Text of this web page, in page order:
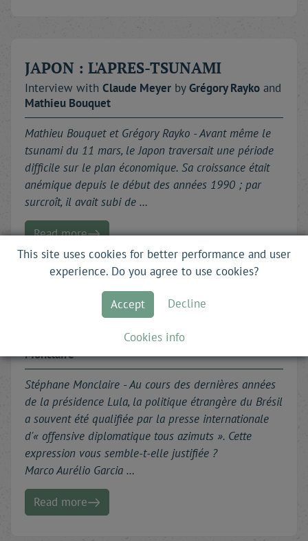
JAPON : L'APRES-TSUNAMI
Interview with Claude Meyer byGrégoryRayko and
Mathieu Bouquet
Mathieu Bouquet et Grégory Rayko - Avant même le
tsunami du 11 mars, le Japon traversait une période
difficile sur le plan économique. Sa croissance était
anémique depuis le début des années 1990 ; par
surcroît, il avait subi de …
Read more
LE BRESIL ET LE MONDE
Marco AurélioGarcia
Monclaire
Stéphane Monclaire - Au cours des dernières années
de la présidence Lula, la politique étrangère du Brésil
a souvent été qualifiée par la presse internationale
d'« offensive diplomatique tous azimuts ». Cette
expression vous semble-t-elle justifiée ?
Marco Aurélio Garcia …
Read more
This site uses cookies for better performance and user
experience. Do you agree to use cookies?
Accept Decline
Cookies info